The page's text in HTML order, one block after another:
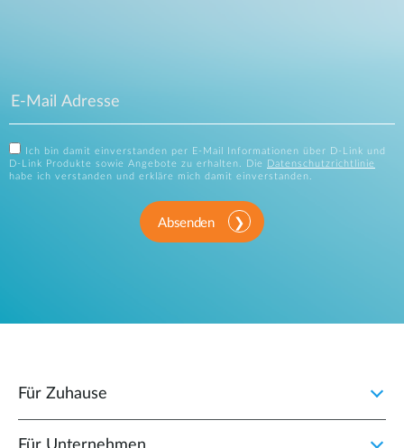
Ich bin damit einverstanden per E-Mail Informationen über D-Link und
D-Link Produkte sowie Angebote zu erhalten. Die
Datenschutzrichtlinie
habe ich verstanden und erkläre mich damit einverstanden.
Absenden
Für Zuhause